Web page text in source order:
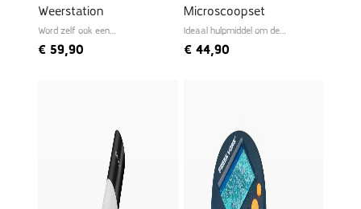
Weerstation
Word zelf ook een
€ 59,90
Microscoopset
Ideaal hulpmiddel om de
€44,90